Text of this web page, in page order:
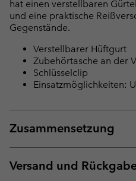
hat einen verstellbaren
und eine praktische
Gegenstände.
Verstellbarer Hüftgurt
Zubehörtasche an der
Schlüsselclip
Einsatzmöglichkeiten:
Zusammensetzung
Versand und